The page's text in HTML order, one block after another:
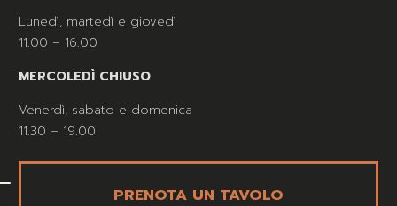
Lunedì, martedì e giovedì
11.00 – 16.00
MERCOLEDÌ CHIUSO
Venerdì, sabato e domenica
11.30 – 19.00
PRENOTA UN TAVOLO